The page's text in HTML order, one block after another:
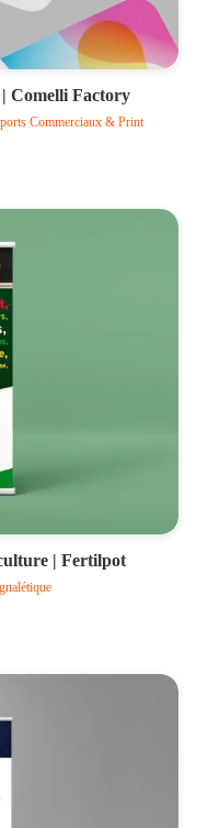
Comelli Factory
Commerciaux & Print
| Fertilpot